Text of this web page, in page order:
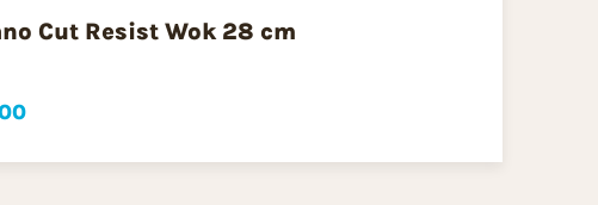
Cut Resist Wok 28 cm